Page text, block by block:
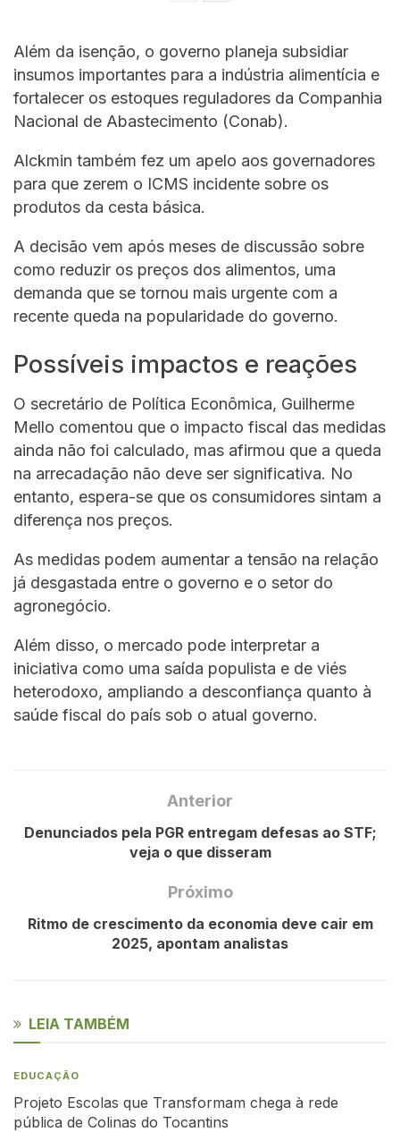
Além da isenção, o governo planeja subsidiar
insumos importantes para a indústria alimentícia e
fortalecer os estoques reguladores da Companhia
Nacional de Abastecimento (Conab).
Alckmin também fez um apelo aos governadores
para que zerem o ICMS incidente sobre os
produtos da cesta básica.
A decisão vem após meses de discussão sobre
como reduzir os preços dos alimentos, uma
demanda que se tornou mais urgente com a
recente queda na popularidade do governo.
Possíveis impactos e reações
O secretário de Política Econômica, Guilherme
Mello comentou que o impacto fiscal das medidas
ainda não foi calculado, mas afirmou que a queda
na arrecadação não deve ser significativa. No
entanto, espera-se que os consumidores sintam a
diferença nos preços.
As medidas podem aumentar a tensão na relação
já desgastada entre o governo e o setor do
agronegócio.
Além disso, o mercado pode interpretar a
iniciativa como uma saída populista e de viés
heterodoxo, ampliando a desconfiança quanto à
saúde fiscal do país sob o atual governo.
Anterior
Denunciados pela PGR entregam defesas ao STF;
veja o que disseram
Próximo
Ritmo de crescimento da economia deve cair em
2025, apontam analistas
LEIA TAMBÉM
EDUCAÇÃO
Projeto Escolas que Transformam chega à rede
pública de Colinas do Tocantins